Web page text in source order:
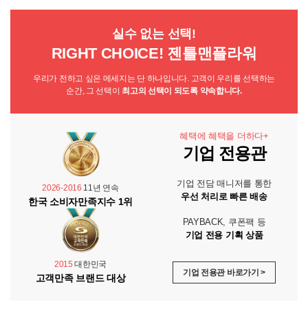
실수 없는 선택!
RIGHT CHOICE! 젠틀맨플라워
우리가 전하고 싶은 메세지는 단 하나입니다. 고객이 우리를 선택하는
순간, 그 선택이 최고의 선택이 되도록 약속합니다.
2026-2016 11년 연속
한국 소비자만족지수 1위
2015 대한민국
고객만족 브랜드 대상
혜택에 혜택을 더하다+
기업 전용관
기업 전담 매니저를 통한
우선 처리로 빠른 배송
PAYBACK, 쿠폰팩 등
기업 전용 기획 상품
기업 전용관 바로가기 >